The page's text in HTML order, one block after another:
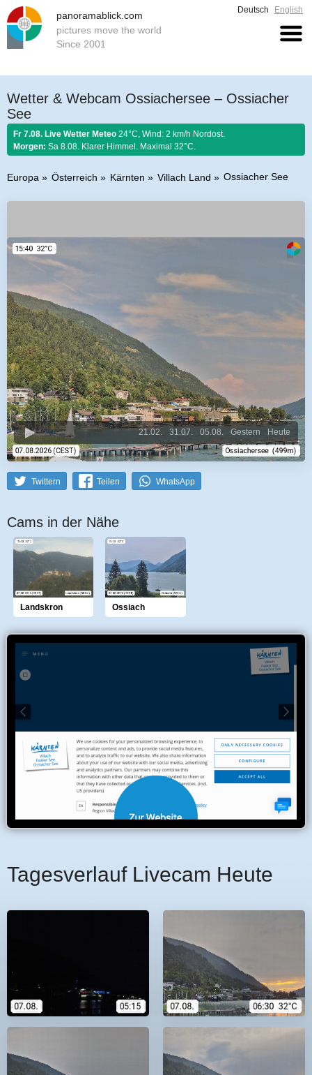
panoramablick.com
pictures move the world
Since 2001
Deutsch English
Wetter & Webcam Ossiachersee – Ossiacher
See
Fr 7.08. Live Wetter Meteo 24°C, Wind: 2 km/h Nordost.
Morgen: Sa 8.08. Klarer Himmel. Maximal 32°C.
Europa Österreich Kärnten Villach Land Ossiacher See
Heute
Gestern
05.08.
31.07.
21.02.
Twittern Teilen WhatsApp
Cams in der Nähe
Landskron Ossiach
Tagesverlauf Livecam Heute